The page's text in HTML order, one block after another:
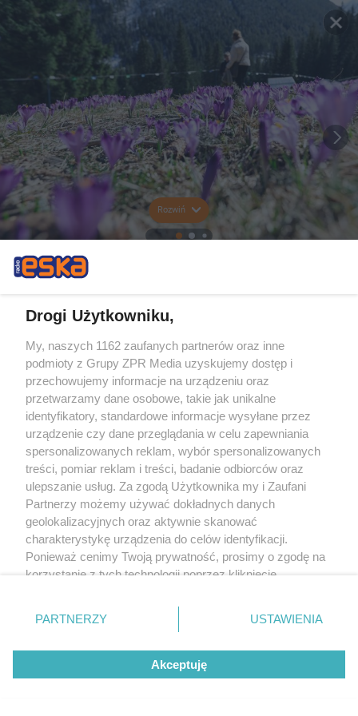
Rozwiń
Drogi Użytkowniku,
My, naszych 1162 zaufanych partnerów oraz inne
podmioty z Grupy ZPR Media uzyskujemy dostęp i
przechowujemy informacje na urządzeniu oraz
przetwarzamy dane osobowe, takie jak unikalne
identyfikatory, standardowe informacje wysyłane przez
urządzenie czy dane przeglądania w celu zapewniania
spersonalizowanych reklam, wybór spersonalizowanych
treści, pomiar reklam i treści, badanie odbiorców oraz
ulepszanie usług. Za zgodą Użytkownika my i Zaufani
Partnerzy możemy używać dokładnych danych
geolokalizacyjnych oraz aktywnie skanować
charakterystykę urządzenia do celów identyfikacji.
Ponieważ cenimy Twoją prywatność, prosimy o zgodę na
korzystanie z tych technologii poprzez kliknięcie
zmienić/wycofać klikając przycisk ustawień prywatności
znajdujący się w lewym dolnym rogu strony
rodzaje przetwarzania danych nie wymagają zgody
użytkownika, ale masz prawo sprzeciwić się takiemu
przetwarzaniu. Preferencje będą miały zastosowanie tylko
PARTNERZY USTAWIENIA
Akceptuję